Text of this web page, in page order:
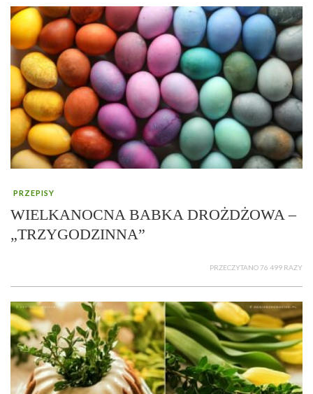
PRZEPISY
WIELKANOCNA BABKA DROŻDŻOWA –
„TRZYGODZINNA”
PRZECZYTANO 76 499 RAZY